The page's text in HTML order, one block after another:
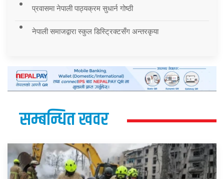
प्रवासमा नेपाली पाठ्यक्रम सुधार्न गोष्ठी
नेपाली समाजद्वारा स्कुल डिस्ट्रिक्टसँग अन्तरकृया
सम्बन्धित खवर